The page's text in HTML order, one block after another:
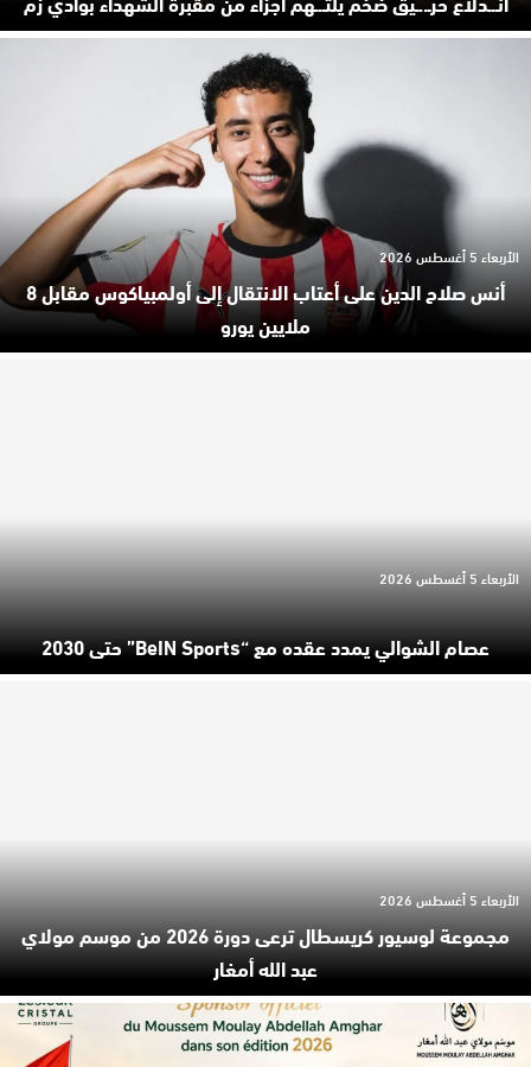
أنس صلاح الدين على أعتاب الانتقال إلى أولمبياكوس مقابل 8
ملايين يورو
الأربعاء 5 أغسطس 2026
عصام الشوالي يمدد عقده مع “beIN Sports” حتى 2030
الأربعاء 5 أغسطس 2026
مجموعة لوسيور كريسطال ترعى دورة 2026 من موسم مولاي
عبد الله أمغار
الأربعاء 5 أغسطس 2026